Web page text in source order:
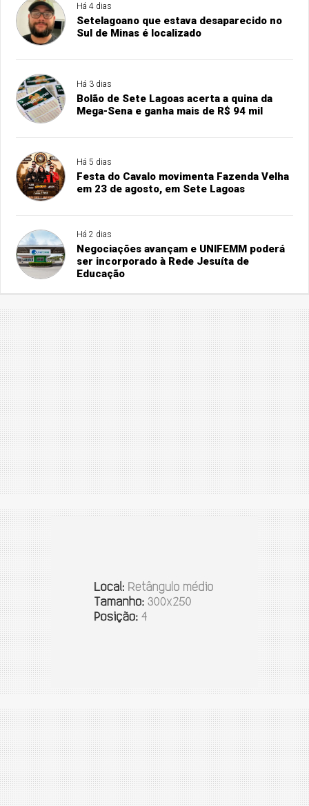
Há 4 dias
Setelagoano que estava desaparecido no
Sul de Minas é localizado
Há 3 dias
Bolão de Sete Lagoas acerta a quina da
Mega-Sena e ganha mais de R$ 94 mil
Há 5 dias
Festa do Cavalo movimenta Fazenda Velha
em 23 de agosto, em Sete Lagoas
Há 2 dias
Negociações avançam e UNIFEMM poderá
ser incorporado à Rede Jesuíta de
Educação